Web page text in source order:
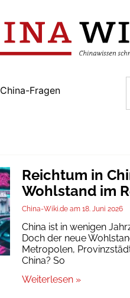
China-Fragen
Reichtum in
Wohlstand im
China-Wiki.de 18. Juni 2026
China ist in wenigen
Doch der neue
Metropolen,
China? So
Weiterlesen »